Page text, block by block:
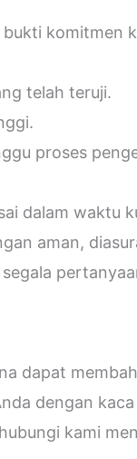
komitmen
telah teruji.
proses
dalam waktu
aman,
dapat
dengan
kami